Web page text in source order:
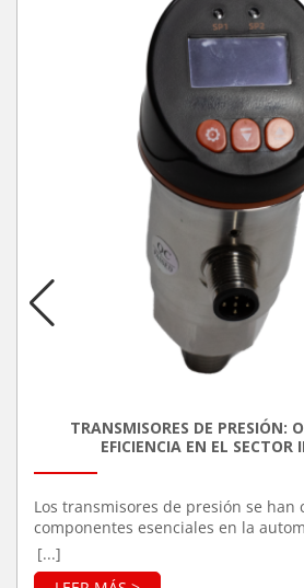
TRANSMISORES DE PRESIÓN:
EFICIENCIA EN EL SECTOR
Los transmisores de presión se han
componentes esenciales en la
debido a su capacidad para mejorar
eficiencia en una variedad de
[...]